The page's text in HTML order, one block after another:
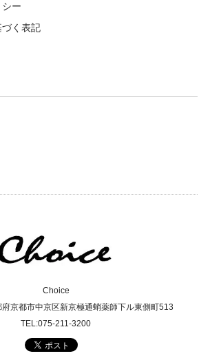
ー
く表記
Choice
京都市中京区新京極通蛸薬師下ル東側町513
TEL:075-211-3200